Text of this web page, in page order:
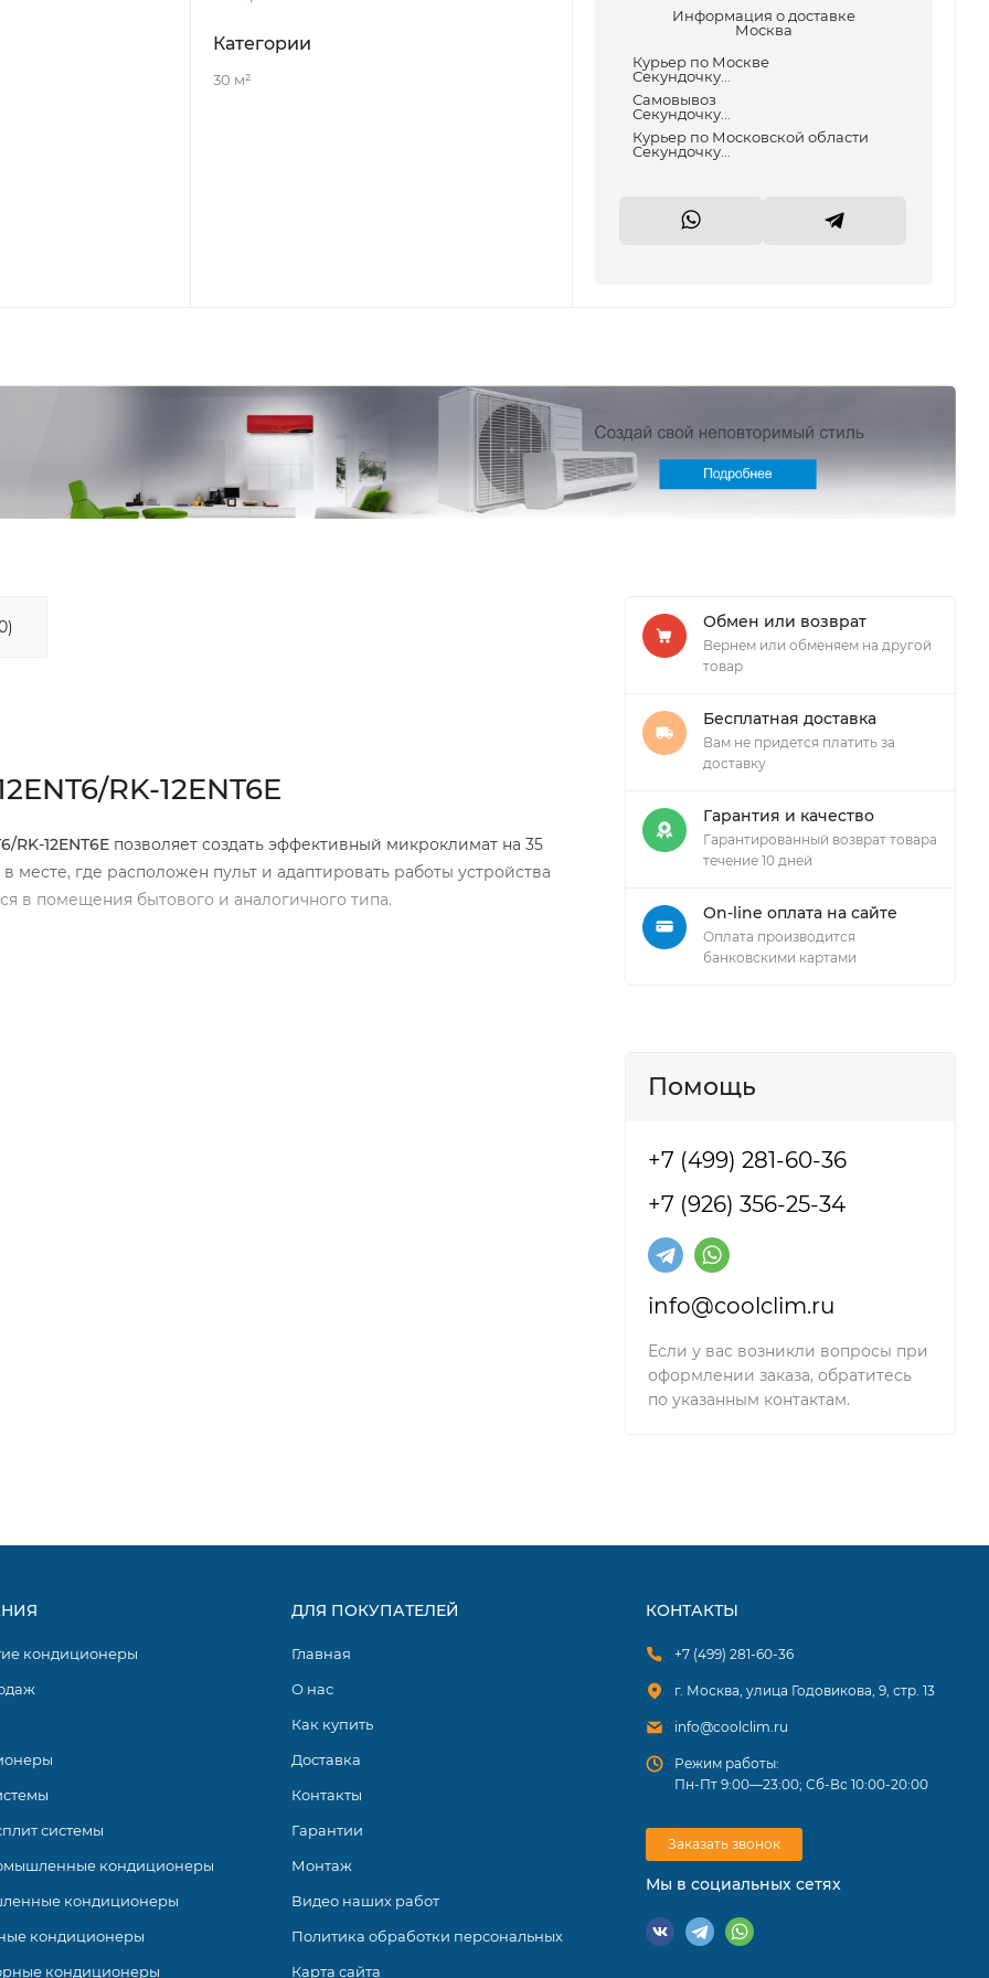
Категории
30 м²
Информация о доставке
Москва
Курьер по Москве
Секундочку...
Самовывоз
Секундочку...
Курьер по Московской области
Секундочку...
RK-12ENT6E
RK-12ENT6E позволяет создать эффективный микроклимат на 35
месте, где расположен пульт и адаптировать работы устройства
в помещения бытового и аналогичного типа.
Обмен или возврат
Вернем или обменяем на другой
товар
Бесплатная доставка
Вам не придется платить за
доставку
Гарантия и качество
Гарантированный возврат товара
течение 10 дней
On-line оплата на сайте
Оплата производится
банковскими картами
Помощь
+7 (499) 281-60-36
+7 (926) 356-25-34
info@coolclim.ru
Если у вас возникли вопросы при
оформлении заказа, обратитесь
по указанным контактам.
кондиционеры
системы
кондиционеры
кондиционеры
кондиционеры
кондиционеры
ДЛЯ ПОКУПАТЕЛЕЙ
Главная
О нас
Как купить
Доставка
Контакты
Гарантии
Монтаж
Видео наших работ
Политика обработки персональных
Карта сайта
КОНТАКТЫ
+7 (499) 281-60-36
г. Москва, улица Годовикова, 9, стр. 13
info@coolclim.ru
Режим работы:
Пн-Пт 9:00—23:00; Сб-Вс 10:00-20:00
Заказать звонок
Мы в социальных сетях